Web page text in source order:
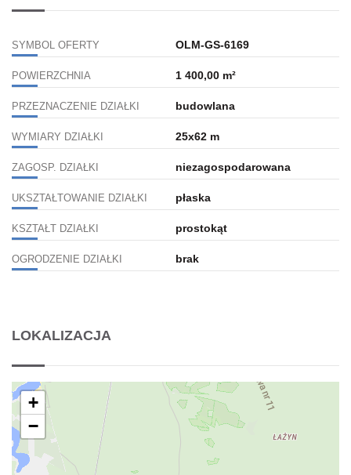
SYMBOL OFERTY OLM-GS-6169
POWIERZCHNIA 1 400,00 m²
PRZEZNACZENIE DZIAŁKI budowlana
WYMIARY DZIAŁKI 25x62 m
ZAGOSP. DZIAŁKI niezagospodarowana
UKSZTAŁTOWANIE DZIAŁKI płaska
KSZTAŁT DZIAŁKI prostokąt
OGRODZENIE DZIAŁKI brak
LOKALIZACJA
+
−